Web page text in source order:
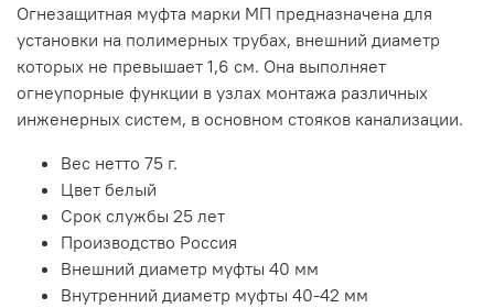
Огнезащитная муфта марки МП предназначена для
установки на полимерных трубах, внешний диаметр
которых не превышает 1,6 см. Она выполняет
огнеупорные функции в узлах монтажа различных
инженерных систем, в основном стояков канализации.
Вес нетто 75 г.
Цвет белый
Срок службы 25 лет
Производство Россия
Внешний диаметр муфты 40 мм
Внутренний диаметр муфты 40-42 мм